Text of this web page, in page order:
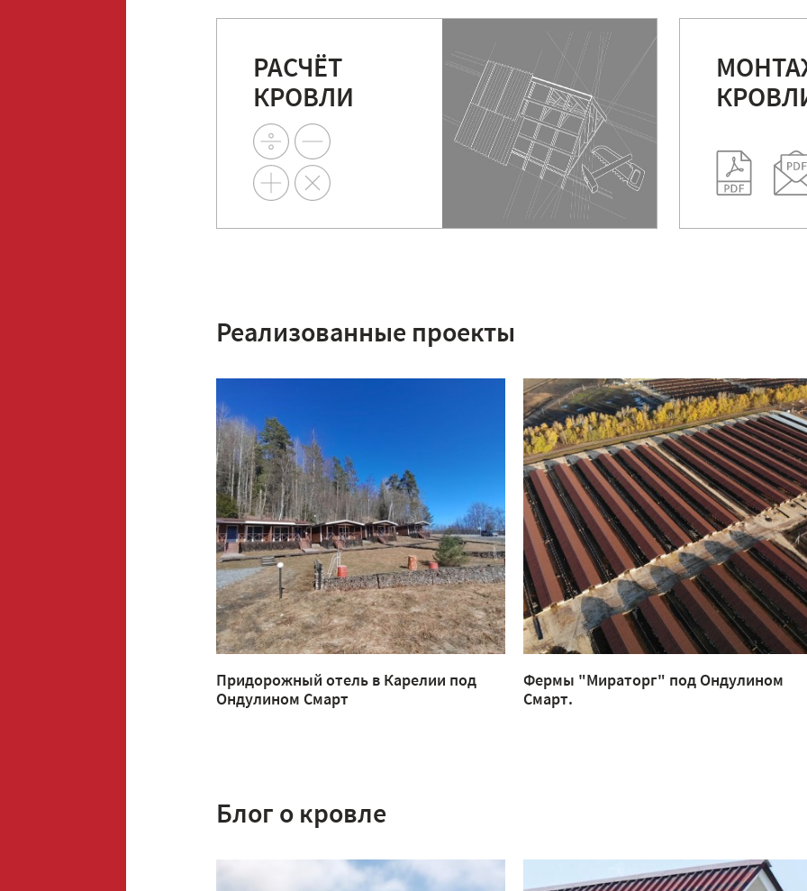
РАСЧЁТ
КРОВЛИ
Реализованные проекты
Придорожный отель в Карелии под
Ондулином Смарт
Фермы "Мираторг" под Ондулином
Смарт.
Блог о кровле